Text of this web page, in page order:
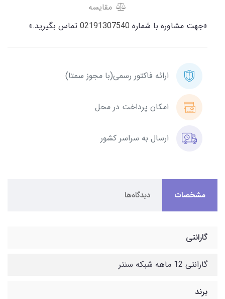
مقایسه
«جهت مشاوره با شماره 02191307540 تماس بگیرید.»
ارائه فاکتور رسمی(با مجوز سمتا)
امکان پرداخت در محل
ارسال به سراسر کشور
مشخصات دیدگاه‌ها
گارانتی
گارانتی 12 ماهه شبکه سنتر
برند